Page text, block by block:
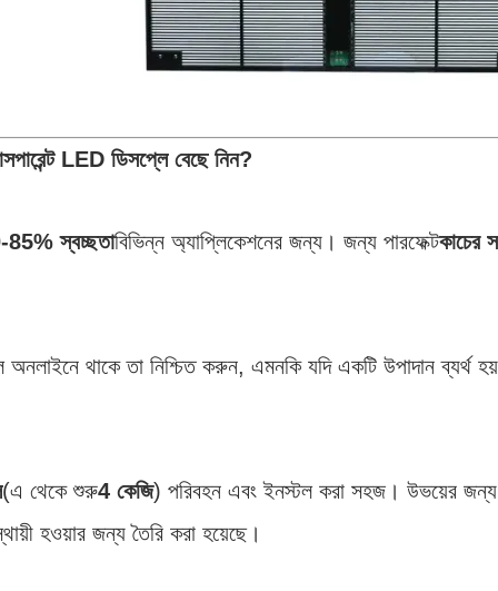
LED ডিসপ্লে বেছে নিন?
85% স্বচ্ছতাবিভিন্ন অ্যাপ্লিকেশনের জন্য। জন্য পারফেক্টকাচের
থাকে তা নিশ্চিত করুন, এমনকি যদি একটি উপাদান ব্যর্থ
(এ থেকে শুরু4 কেজি) পরিবহন এবং ইনস্টল করা সহজ। উভয়ের জন্য
হওয়ার জন্য তৈরি করা হয়েছে।